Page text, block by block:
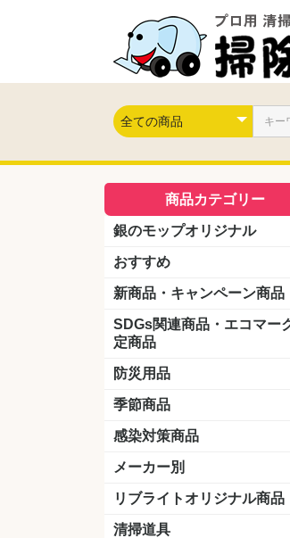
商品カテゴリー
銀のモップオリジナル
おすすめ
新商品・キャンペーン商品
キャンペーン商品
新製品
SDGs関連商品・エコマー
定商品
防災用品
季節商品
感染対策商品
おう吐物
除菌洗剤
うがい薬
マスク
手洗い石鹸
手指消毒
手袋
メーカー別
クオリティ
ニイタカ
シーバイエス
リンレイ
ペンギンワックス
横浜油脂工業
ミッケル化学（旧：スイシ
ユシロ化学
コニシ
つやげん
ダイカ商事
スリーエムジャパン
山崎産業
テラモト
セイワ
エトレー
ラバーメイド
ジャパックス
日本サニパック
ケルヒャー
マキタ
ショーワグローブ
花王
サラヤ
アルボース
コスケム
ミヤキ
紺商
信徳ポミー
リブライトオリジナル商品
LLオレンジクリーナー
LL油脂専用クリーナー
LLワックスモップ
LL-21
マーベラスiL
清掃道具